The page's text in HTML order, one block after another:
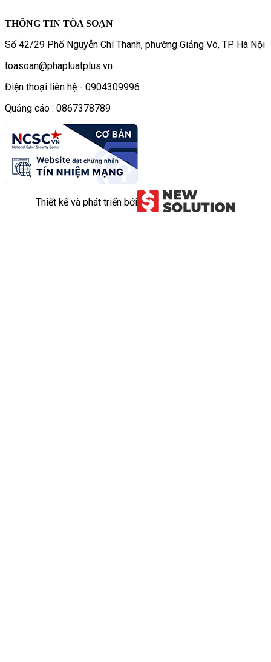
THÔNG TIN TÒA SOẠN
Số 42/29 Phố Nguyễn Chí Thanh, phường Giảng Võ, TP. Hà Nội
toasoan@phapluatplus.vn
Điện thoại liên hệ - 0904309996
Quảng cáo : 0867378789
Thiết kế và phát triển bởi